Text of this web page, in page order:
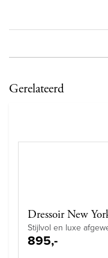
Gerelateerd
Dressoir New
Stijlvol en luxe
895,-